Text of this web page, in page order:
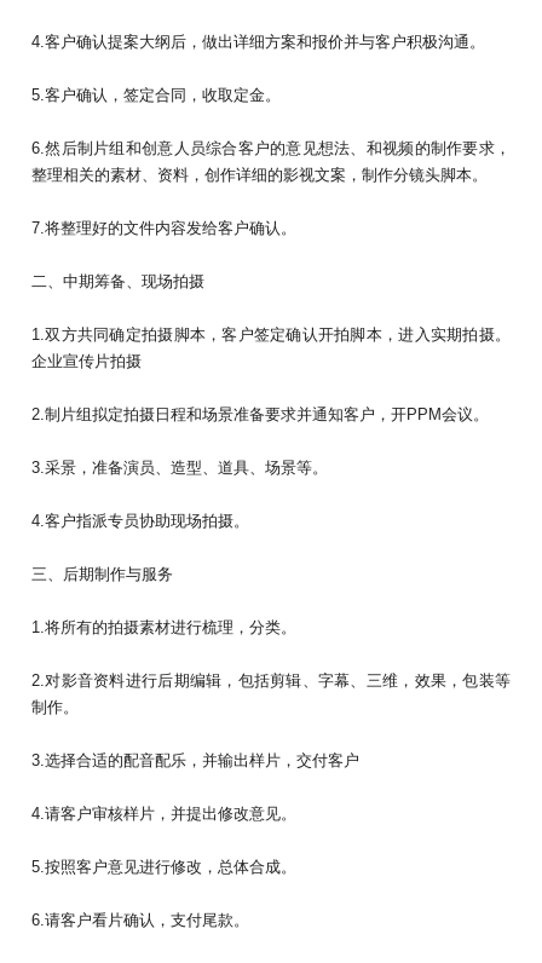
4.客户确认提案大纲后，做出详细方案和报价并与客户积极沟通。
5.客户确认，签定合同，收取定金。
6.然后制片组和创意人员综合客户的意见想法、和视频的制作要求，
整理相关的素材、资料，创作详细的影视文案，制作分镜头脚本。
7.将整理好的文件内容发给客户确认。
二、中期筹备、现场拍摄
1.双方共同确定拍摄脚本，客户签定确认开拍脚本，进入实期拍摄。
企业宣传片拍摄
2.制片组拟定拍摄日程和场景准备要求并通知客户，开PPM会议。
3.采景，准备演员、造型、道具、场景等。
4.客户指派专员协助现场拍摄。
三、后期制作与服务
1.将所有的拍摄素材进行梳理，分类。
2.对影音资料进行后期编辑，包括剪辑、字幕、三维，效果，包装等
制作。
3.选择合适的配音配乐，并输出样片，交付客户
4.请客户审核样片，并提出修改意见。
5.按照客户意见进行修改，总体合成。
6.请客户看片确认，支付尾款。